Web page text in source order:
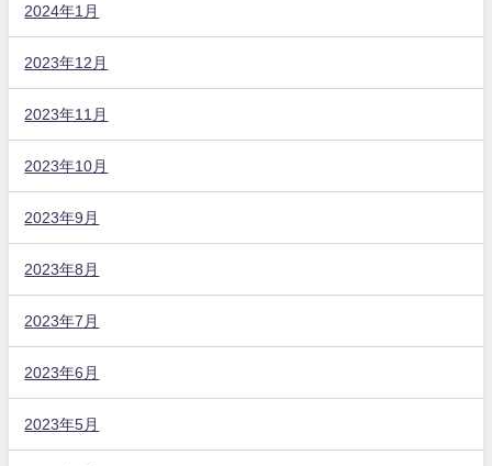
2024年1月
2023年12月
2023年11月
2023年10月
2023年9月
2023年8月
2023年7月
2023年6月
2023年5月